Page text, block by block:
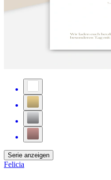
Serie anzeigen
Felicia